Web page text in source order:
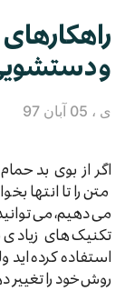
و
ی ، 05 آبان 97
اگر از بوی بد
متن را تا انتها
می دهیم، می
تکنیک های
استفاده کرده اید
روش خود را تغییر